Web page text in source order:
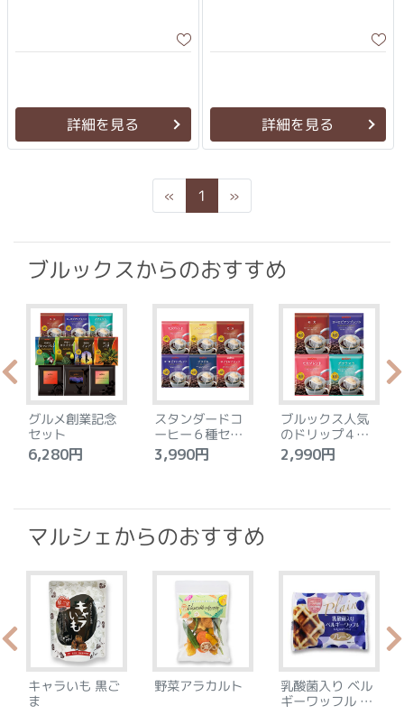
詳細を見る 詳細を見る
« Previous
1 »Next
ブルックスからのおすすめ
グルメ創業記念
セット
6,280円
スタンダードコ
ーヒー６種セッ
ト
3,990円
ブルックス人気
のドリップ４種
セット
2,990円
マルシェからのおすすめ
キャラいも 黒ご
ま
野菜アラカルト
乳酸菌入り ベル
ギーワッフル プ